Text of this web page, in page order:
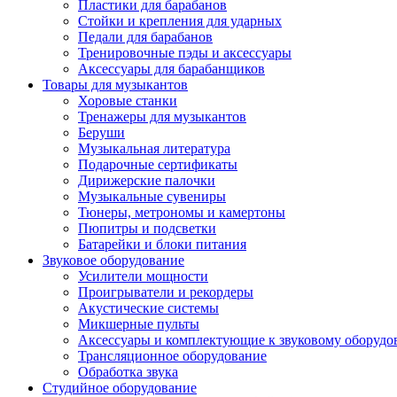
Пластики для барабанов
Стойки и крепления для ударных
Педали для барабанов
Тренировочные пэды и аксессуары
Аксессуары для барабанщиков
Товары для музыкантов
Хоровые станки
Тренажеры для музыкантов
Беруши
Музыкальная литература
Подарочные сертификаты
Дирижерские палочки
Музыкальные сувениры
Тюнеры, метрономы и камертоны
Пюпитры и подсветки
Батарейки и блоки питания
Звуковое оборудование
Усилители мощности
Проигрыватели и рекордеры
Акустические системы
Микшерные пульты
Аксессуары и комплектующие к звуковому
Трансляционное оборудование
Обработка звука
Студийное оборудование